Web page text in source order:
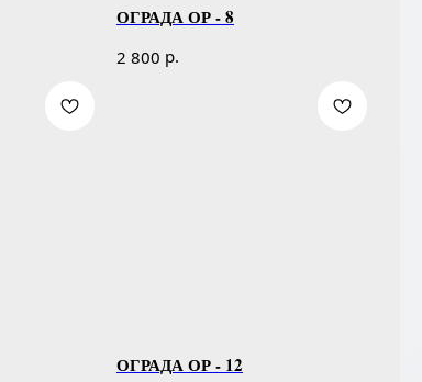
ОГРАДА ОР - 8
2 800 р.
ОГРАДА ОР - 12